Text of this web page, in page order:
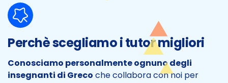
Perchè scegliamo i tutor migliori
Conosciamo personalmente ognuno degli
insegnanti di Greco che collabora con noi per